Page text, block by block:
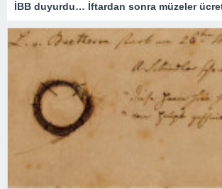
İBB duyurdu… İftardan sonra müzeler